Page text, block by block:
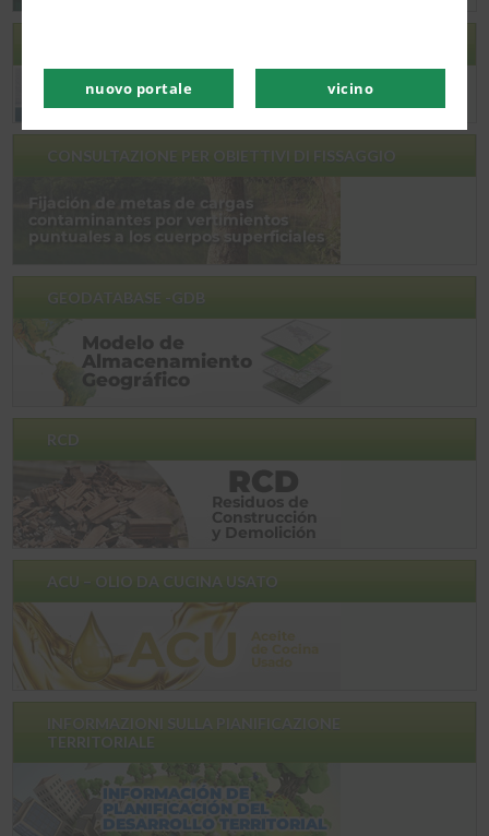
CONSULTAZIONE PER OBIETTIVI DI FISSAGGIO
GEODATABASE -GDB
RCD
ACU – OLIO DA CUCINA USATO
TERRITORIALE
nuovo portale vicino